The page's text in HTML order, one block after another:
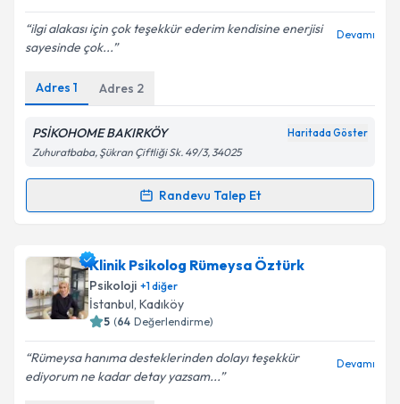
E-posta Adresiniz
Kişisel verilerimin işlenmesine ilişkinAydınlatma
Metni'ni okudum ve kişisel verilerimin belirtilen
kapsamda işlenmesini kabul ediyorum.
Takvim Talebini Gönder
ilgi alakası için çok teşekkür ederim kendisine enerjisi
sayesinde çok...
Devamı
Adres 1 Adres 2
PSİKOHOME BAKIRKÖY Haritada Göster
Zuhuratbaba, Şükran Çiftliği Sk. 49/3, 34025
Randevu Talep Et
Randevu Takvimi Talebi
Klinik Psikolog Ceren Sertiçin randevu takvimi
talebi oluşturun. Size bu uzmandan randevu almanız
için bir takvim hazırlandığında e-posta ile
bilgilendireceğiz.
E-posta Adresiniz
Klinik Psikolog Rümeysa Öztürk
Psikoloji +1diğer
İstanbul, Kadıköy
5 (64 Değerlendirme)
Rümeysa hanıma desteklerinden dolayı teşekkür
ediyorum ne kadar detay yazsam...
Devamı